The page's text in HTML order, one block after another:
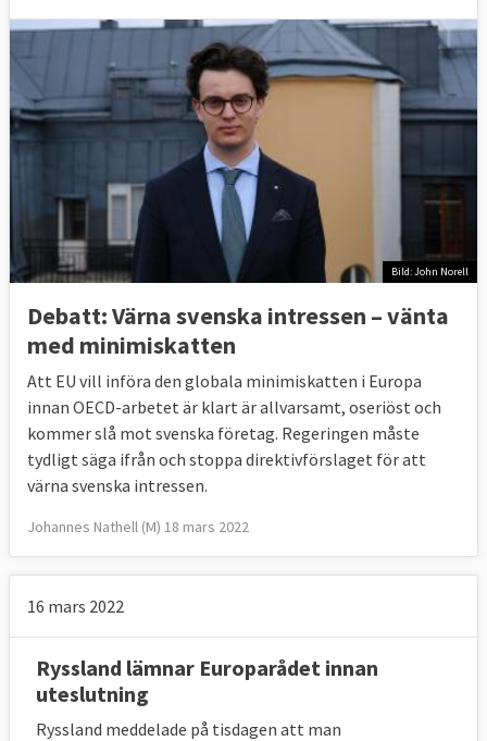
Bild: John Norell
Debatt: Värna svenska intressen – vänta
med minimiskatten
Att EU vill införa den globala minimiskatten i Europa
innan OECD-arbetet är klart är allvarsamt, oseriöst och
kommer slå mot svenska företag. Regeringen måste
tydligt säga ifrån och stoppa direktivförslaget för att
värna svenska intressen.
Johannes Nathell (M) 18 mars 2022
16 mars 2022
Ryssland lämnar Europarådet innan
uteslutning
Ryssland meddelade på tisdagen att man